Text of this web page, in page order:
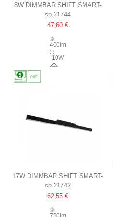
8W DIMMBAR SHIFT SMART-
LINE S LEUCHTE 30.4CM
100°, SCHWARZ, CCT, ZIGBEE
sp.21744
47,60 €
400lm
10W
17W DIMMBAR SHIFT SMART-
LINE M SCHIENENSTRAHLER
60,2CM
100°, SCHWARZ, CCT, ZIGBEE
sp.21742
62,55 €